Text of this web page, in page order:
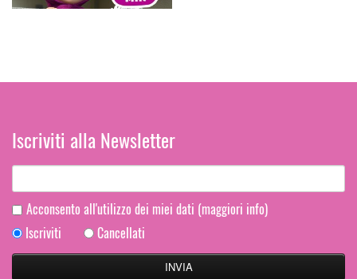
Iscriviti alla Newsletter
Acconsento all'utilizzo dei miei dati (maggiori info)
Iscriviti
Cancellati